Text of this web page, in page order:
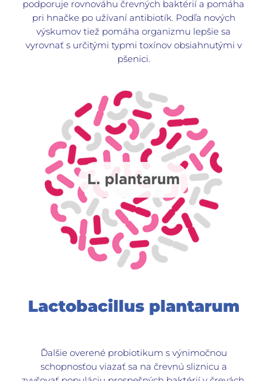
podporuje rovnováhu črevných baktérií a pomáha
pri hnačke po užívaní antibiotík. Podľa nových
výskumov tiež pomáha organizmu lepšie sa
vyrovnať s určitými typmi toxínov obsiahnutými v
pšenici.
Lactobacillus plantarum
Ďalšie overené probiotikum s výnimočnou
schopnosťou viazať sa na črevnú sliznicu a